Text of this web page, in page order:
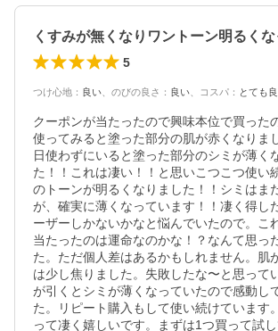
5
つけ心地 ： 良い のびの良さ ： 良い コスパ ： とても
クーポンが当たったので興味本位で買った
使ってみると塗った部分の肌が赤くなりま
日使わずにいると塗った部分のシミが薄く
た！！これは凄い！！と思いこつこつ使い
のトーンが明るくなりました！！シミはま
が、確実に薄くなっています！！凄く得し
ーザーしかないかなと悩んでいたので。こ
当たったのは運命なのかな！？なんて思っ
た。ただ個人差はあるかもしれません。肌
は少し焦りました。失敗したな〜と思って
が引くとシミが薄くなっていたので感動し
た。リピート購入もして使い続けています
って凄く嬉しいです。まずは1つ買って試